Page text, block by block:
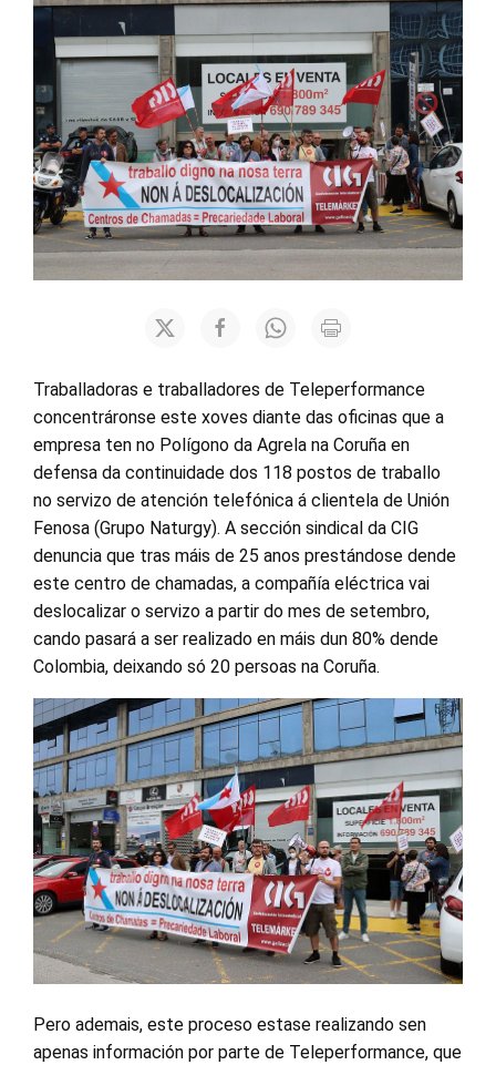
Traballadoras e traballadores de Teleperformance
concentráronse este xoves diante das oficinas que a
empresa ten no Polígono da Agrela na Coruña en
defensa da continuidade dos 118 postos de traballo
no servizo de atención telefónica á clientela de Unión
Fenosa (Grupo Naturgy). A sección sindical da CIG
denuncia que tras máis de 25 anos prestándose dende
este centro de chamadas, a compañía eléctrica vai
deslocalizar o servizo a partir do mes de setembro,
cando pasará a ser realizado en máis dun 80% dende
Colombia, deixando só 20 persoas na Coruña.
Pero ademais, este proceso estase realizando sen
apenas información por parte de Teleperformance, que